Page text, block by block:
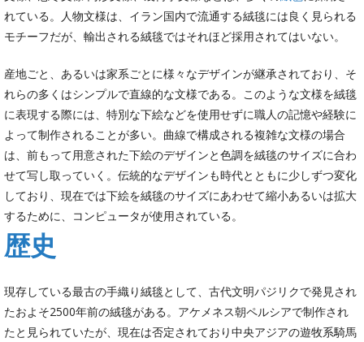
れている。人物文様は、イラン国内で流通する絨毯には良く見られる
モチーフだが、輸出される絨毯ではそれほど採用されてはいない。
産地ごと、あるいは家系ごとに様々なデザインが継承されており、そ
れらの多くはシンプルで直線的な文様である。このような文様を絨毯
に表現する際には、特別な下絵などを使用せずに職人の記憶や経験に
よって制作されることが多い。曲線で構成される複雑な文様の場合
は、前もって用意された下絵のデザインと色調を絨毯のサイズに合わ
せて写し取っていく。伝統的なデザインも時代とともに少しずつ変化
しており、現在では下絵を絨毯のサイズにあわせて縮小あるいは拡大
するために、コンピュータが使用されている。
歴史
現存している最古の手織り絨毯として、古代文明パジリクで発見され
たおよそ2500年前の絨毯がある。アケメネス朝ペルシアで制作され
たと見られていたが、現在は否定されており中央アジアの遊牧系騎馬